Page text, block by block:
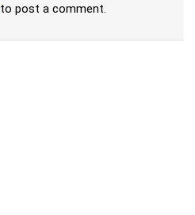
to post a comment.